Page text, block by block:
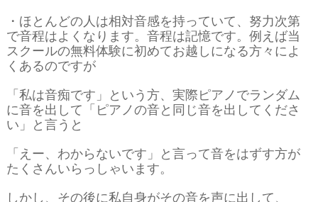
・ほとんどの人は相対音感を持っていて、努力次第
で音程はよくなります。音程は記憶です。例えば当
スクールの無料体験に初めてお越しになる方々によ
くあるのですが
「私は音痴です」という方、実際ピアノでランダム
に音を出して「ピアノの音と同じ音を出してくださ
い」と言うと
「えー、わからないです」と言って音をはずす方が
たくさんいらっしゃいます。
しかし、その後に私自身がその音を声に出して、